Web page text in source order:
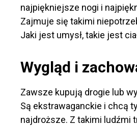
najpiękniejsze nogi i
Zajmuje się takimi
Jaki jest umysł, takie jest
Wygląd i
Zawsze kupują drogie lub
Są ekstrawaganckie i chcą
najdroższe. Z takimi ludźmi